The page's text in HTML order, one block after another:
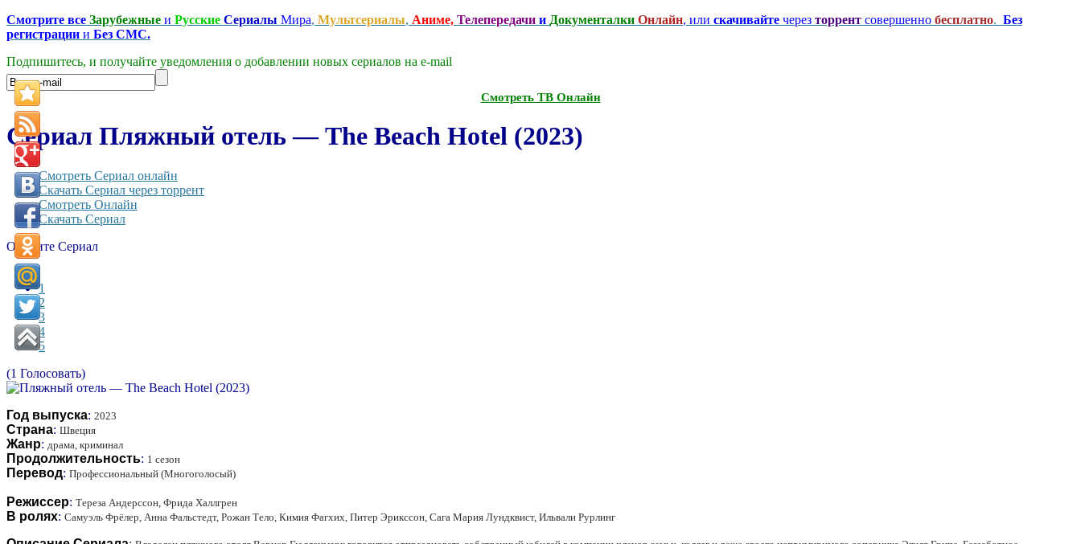
Смотрите все Зарубежные и Русские Сериалы Мира, Мультсериалы, Аниме, Телепередачи и Документалки Онлайн, или скачивайте через торрент совершенно бесплатно. Без
регистрации и Без СМС.
Подпишитесь, и получайте уведомления о добавлении новых сериалов на e-mаil
Смотреть ТВ Онлайн
Сериал Пляжный отель — The Beach Hotel (2023)
Смотреть Сериал онлайн
Скачать Сериал через торрент
Смотреть Онлайн
Скачать Сериал
Оцените Сериал
1
2
3
4
5
(1 Голосовать)
Год выпуска: 2023
Страна: Швеция
Жанр: драма, криминал
Продолжительность: 1 сезон
Перевод: Профессиональный (Многоголосый)
Режиссер: Тереза Андерссон, Фрида Халлгрен
В ролях: Самуэль Фрёлер, Анна Фальстедт, Рожан Тело, Кимия Фагхих, Питер Эрикссон, Сага Мария Лундквист, Ильвали Рурлинг